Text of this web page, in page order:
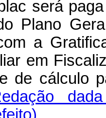
será
Plano
a
em
de cálculo